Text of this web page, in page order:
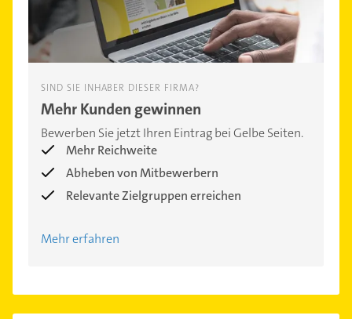
SIND SIE INHABER DIESER FIRMA?
Mehr Kunden gewinnen
Bewerben Sie jetzt Ihren Eintrag bei Gelbe Seiten.
Mehr Reichweite
Abheben von Mitbewerbern
Relevante Zielgruppen erreichen
Mehr erfahren